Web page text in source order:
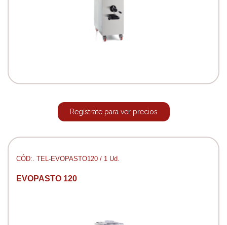
Regístrate para ver precios
CÓD:. TEL-EVOPASTO120 / 1 Ud.
EVOPASTO 120